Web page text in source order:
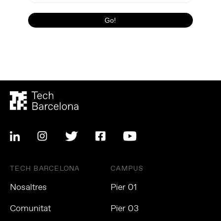
TECH BARCELONA
Nosaltres
Comunitat
CAMPUS
Pier 01
Pier 03